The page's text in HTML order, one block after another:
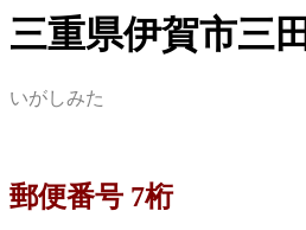
三重県伊賀市三田
いがしみた
郵便番号 7桁